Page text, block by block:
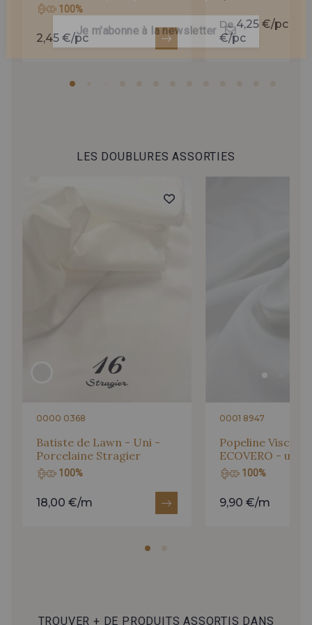
100%
2,45 €/pc
De4,25 €/pc
€/pc
LES DOUBLURES ASSORTIES
0000 0368
Batiste de Lawn - Uni -
Porcelaine Stragier
100%
18,00 €/m
0001 8947
Popeline Viscose
ECOVERO - uni
100%
9,90 €/m
TROUVER + DE PRODUITS ASSORTIS DANS
nouveautés, d’inspirations et de promotions.
Je m'abonne à la newsletter